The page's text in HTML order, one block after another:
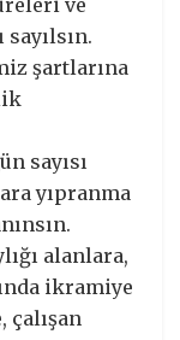
sayılsın.
şartlarına
sayısı
yıpranma
alanlara,
ikramiye
çalışan